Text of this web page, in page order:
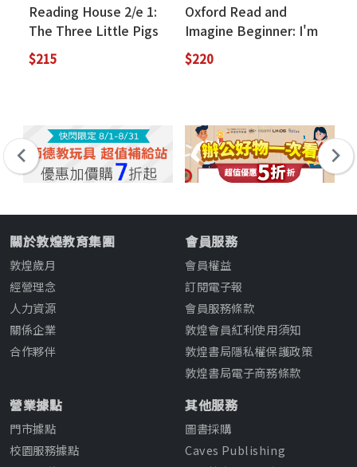
Reading House 2/e 1:
The Three Little Pigs
$215
Oxford Read and
Imagine Beginner: I'm
Sorry (Book Only)
$220
關於敦煌教育集團
敦煌歲月
經營理念
人力資源
關係企業
合作夥伴
會員服務
會員權益
訂閱電子報
會員服務條款
敦煌會員紅利使用須知
敦煌書局隱私權保護政策
敦煌書局電子商務條款
營業據點
門市據點
校園服務據點
其他服務
圖書採購
Caves Publishing